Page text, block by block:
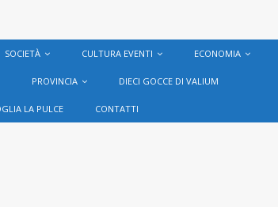
SOCIETÀ CULTURA EVENTI ECONOMIA
PROVINCIA DIECI GOCCE DI VALIUM
LA PULCE CONTATTI